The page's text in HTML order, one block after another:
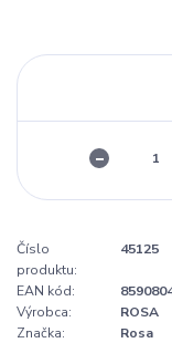
Číslo
produktu:
45125
EAN kód:
Výrobca:
ROSA
Značka:
Rosa